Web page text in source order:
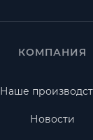
КОМПАНИЯ
Наше
Новости